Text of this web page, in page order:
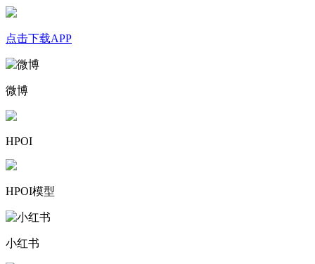
点击下载APP
微博
HPOI
HPOI模型
小红书